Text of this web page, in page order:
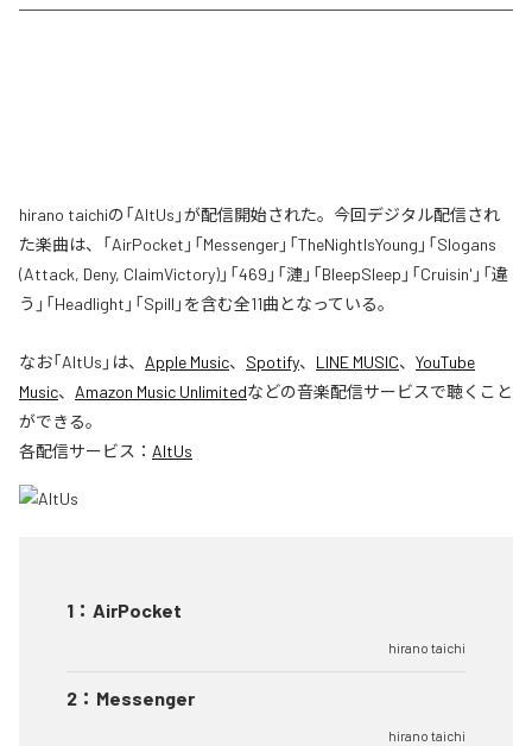
hirano taichiの「AltUs」が配信開始された。今回デジタル配信され
た楽曲は、「AirPocket」「Messenger」「TheNightIsYoung」「Slogans
(Attack, Deny, ClaimVictory)」「469」「漣」「BleepSleep」「Cruisin'」「違
う」「Headlight」「Spill」を含む全11曲となっている。
なお「AltUs 」は、 Apple Music、 Spotify、 LINE MUSIC、 YouTube
Music、 Amazon Music Unlimitedなどの音楽配信サービスで聴くこと
ができる。
各配信サービス： AltUs
1 ： AirPocket
hirano taichi
2 ： Messenger
hirano taichi